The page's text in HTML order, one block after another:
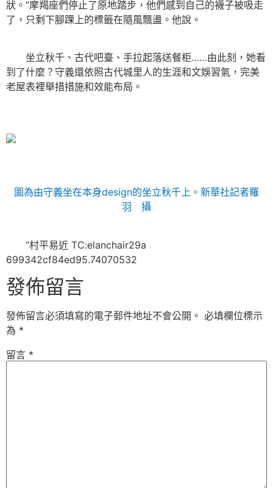
狀。”摩羯座們停止了原地踏步，他們感到自己的襪子被吸走
了，只剩下腳踝上的標籤在隨風飄盪。他說。
坐立秋千、古代吧臺、手拉起落送餐柜……由此刻，她看
到了什麼？守義還依照古代城里人的生涯和文娛習氣，完美
老屋表裡舉措措施和效能布局。
圖為由守義坐在本身design的坐立秋千上。新華社記者羅
羽 攝
“村平易近 TC:elanchair29a
699342cf84ed95.74070532
發佈留言
發佈留言必須填寫的電子郵件地址不會公開。 必填欄位標示
為 *
留言 *